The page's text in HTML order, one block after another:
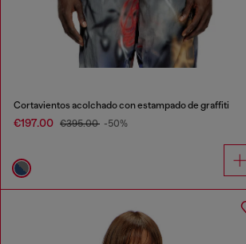
Cortavientos acolchado con estampado de graffiti
€197.00 €395.00 -50%